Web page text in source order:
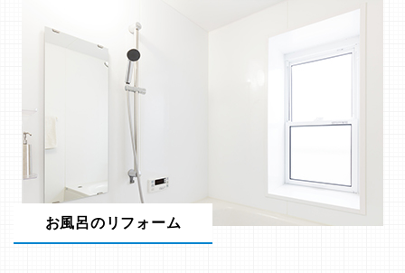
お風呂のリフォーム